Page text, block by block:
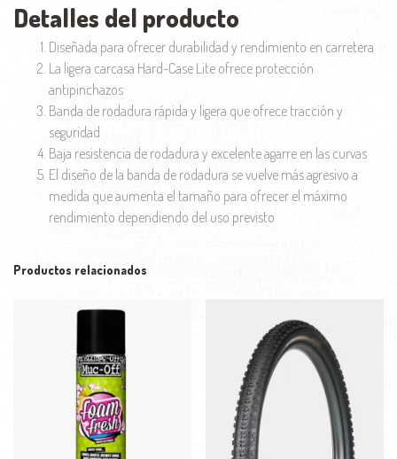
Detalles del producto
Diseñada para ofrecer durabilidad y rendimiento en carretera
La ligera carcasa Hard-Case Lite ofrece protección
antipinchazos
Banda de rodadura rápida y ligera que ofrece tracción y
seguridad
Baja resistencia de rodadura y excelente agarre en las curvas
El diseño de la banda de rodadura se vuelve más agresivo a
medida que aumenta el tamaño para ofrecer el máximo
rendimiento dependiendo del uso previsto
Productos relacionados